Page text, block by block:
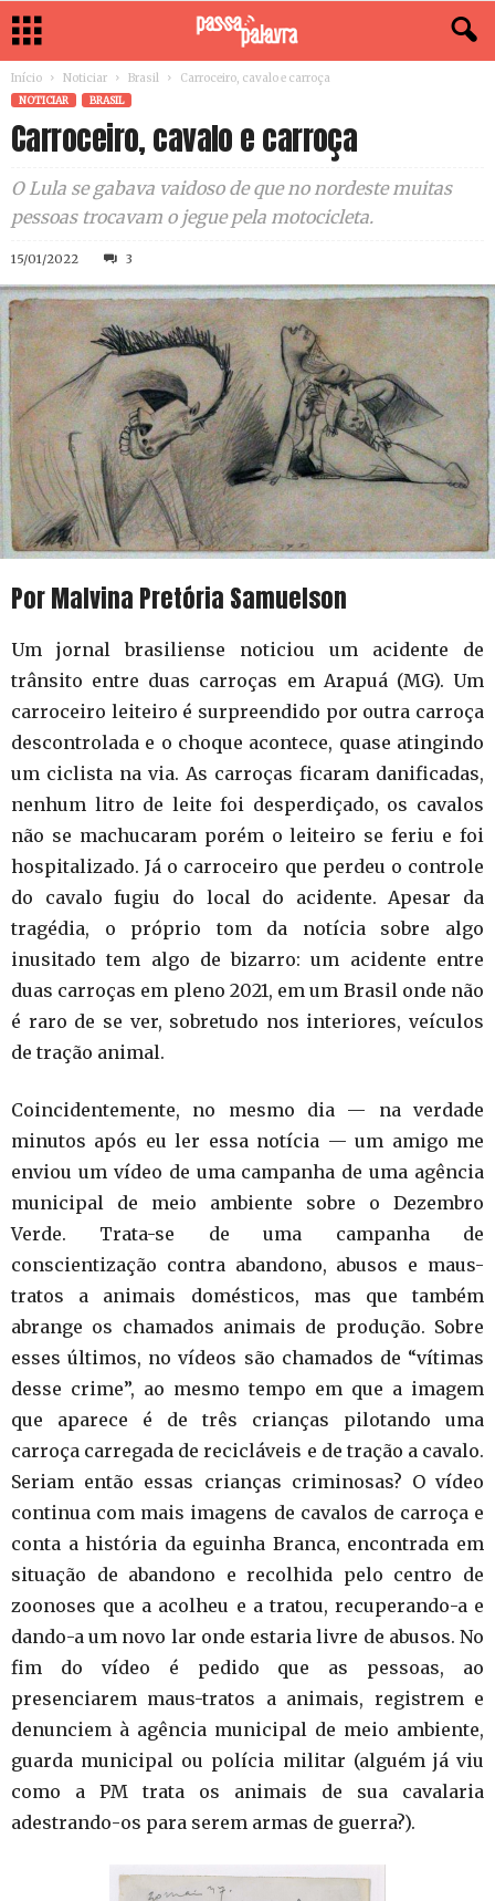
Início Noticiar Brasil Carroceiro, cavalo e carroça
NOTICIAR BRASIL
Carroceiro, cavalo e carroça
O Lula se gabava vaidoso de que no nordeste muitas
pessoas trocavam o jegue pela motocicleta.
15/01/2022 3
Por Malvina Pretória Samuelson
Um jornal brasiliense noticiou um acidente de
trânsito entre duas carroças em Arapuá (MG). Um
carroceiro leiteiro é surpreendido por outra carroça
descontrolada e o choque acontece, quase atingindo
um ciclista na via. As carroças ficaram danificadas,
nenhum litro de leite foi desperdiçado, os cavalos
não se machucaram porém o leiteiro se feriu e foi
hospitalizado. Já o carroceiro que perdeu o controle
do cavalo fugiu do local do acidente. Apesar da
tragédia, o próprio tom da notícia sobre algo
inusitado tem algo de bizarro: um acidente entre
duas carroças em pleno 2021, em um Brasil onde não
é raro de se ver, sobretudo nos interiores, veículos
de tração animal.
Coincidentemente, no mesmo dia — na verdade
minutos após eu ler essa notícia — um amigo me
enviou um vídeo de uma campanha de uma agência
municipal de meio ambiente sobre o Dezembro
Verde. Trata-se de uma campanha de
conscientização contra abandono, abusos e maus-
tratos a animais domésticos, mas que também
abrange os chamados animais de produção. Sobre
esses últimos, no vídeos são chamados de “vítimas
desse crime”, ao mesmo tempo em que a imagem
que aparece é de três crianças pilotando uma
carroça carregada de recicláveis e de tração a cavalo.
Seriam então essas crianças criminosas? O vídeo
continua com mais imagens de cavalos de carroça e
conta a história da eguinha Branca, encontrada em
situação de abandono e recolhida pelo centro de
zoonoses que a acolheu e a tratou, recuperando-a e
dando-a um novo lar onde estaria livre de abusos. No
fim do vídeo é pedido que as pessoas, ao
presenciarem maus-tratos a animais, registrem e
denunciem à agência municipal de meio ambiente,
guarda municipal ou polícia militar (alguém já viu
como a PM trata os animais de sua cavalaria
adestrando-os para serem armas de guerra?).